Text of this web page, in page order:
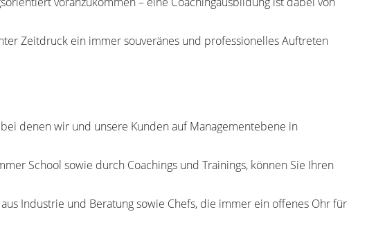
Zeitdruck ein immer souveränes und professionelles Auftreten
denen wir und unsere Kunden auf Managementebene in
School sowie durch Coachings und Trainings, können Sie Ihren
Industrie und Beratung sowie Chefs, die immer ein offenes Ohr für